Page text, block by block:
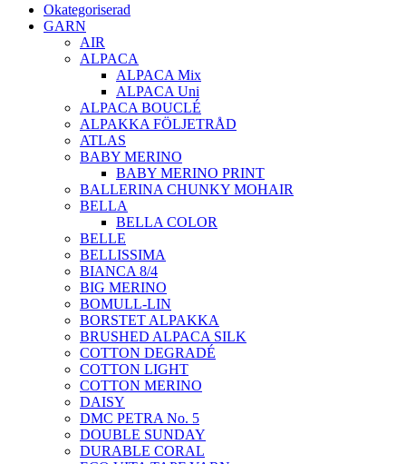
Okategoriserad
GARN
AIR
ALPACA
ALPACA Mix
ALPACA Uni
ALPACA BOUCLÉ
ALPAKKA FÖLJETRÅD
ATLAS
BABY MERINO
BABY MERINO PRINT
BALLERINA CHUNKY MOHAIR
BELLA
BELLA COLOR
BELLE
BELLISSIMA
BIANCA 8/4
BIG MERINO
BOMULL-LIN
BORSTET ALPAKKA
BRUSHED ALPACA SILK
COTTON DEGRADÉ
COTTON LIGHT
COTTON MERINO
DAISY
DMC PETRA No. 5
DOUBLE SUNDAY
DURABLE CORAL